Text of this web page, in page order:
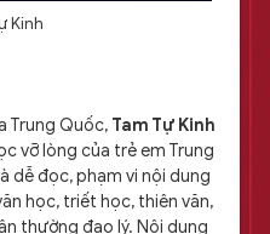
Kinh
Trung Quốc, Tam Tự Kinh
vỡ lòng của trẻ em Trung
dễ đọc, phạm vi nội dung
học, triết học, thiên văn,
thường đạo lý. Nội dung